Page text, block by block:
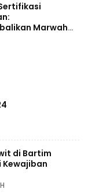
Marwah
di Bartim
Kewajiban